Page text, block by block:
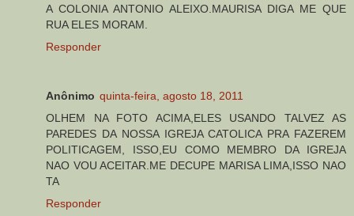
A COLONIA ANTONIO ALEIXO.MAURISA DIGA ME QUE
RUA ELES MORAM.
Responder
Anônimo quinta-feira, agosto 18, 2011
OLHEM NA FOTO ACIMA,ELES USANDO TALVEZ AS
PAREDES DA NOSSA IGREJA CATOLICA PRA FAZEREM
POLITICAGEM, ISSO,EU COMO MEMBRO DA IGREJA
NAO VOU ACEITAR.ME DECUPE MARISA LIMA,ISSO NAO
TA
Responder